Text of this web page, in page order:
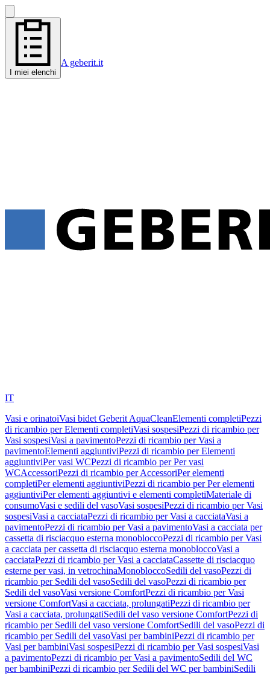
I miei elenchi
A geberit.it
IT
Vasi e orinatoiVasi bidet Geberit AquaCleanElementi completiPezzi
di ricambio per Elementi completiVasi sospesiPezzi di ricambio per
Vasi sospesiVasi a pavimentoPezzi di ricambio per Vasi a
pavimentoElementi aggiuntiviPezzi di ricambio per Elementi
aggiuntiviPer vasi WCPezzi di ricambio per Per vasi
WCAccessoriPezzi di ricambio per AccessoriPer elementi
completiPer elementi aggiuntiviPezzi di ricambio per Per elementi
aggiuntiviPer elementi aggiuntivi e elementi completiMateriale di
consumoVasi e sedili del vasoVasi sospesiPezzi di ricambio per Vasi
sospesiVasi a cacciataPezzi di ricambio per Vasi a cacciataVasi a
pavimentoPezzi di ricambio per Vasi a pavimentoVasi a cacciata per
cassetta di risciacquo esterna monobloccoPezzi di ricambio per Vasi
a cacciata per cassetta di risciacquo esterna monobloccoVasi a
cacciataPezzi di ricambio per Vasi a cacciataCassette di risciacquo
esterne per vasi, in vetrochinaMonobloccoSedili del vasoPezzi di
ricambio per Sedili del vasoSedili del vasoPezzi di ricambio per
Sedili del vasoVasi versione ComfortPezzi di ricambio per Vasi
versione ComfortVasi a cacciata, prolungatiPezzi di ricambio per
Vasi a cacciata, prolungatiSedili del vaso versione ComfortPezzi di
ricambio per Sedili del vaso versione ComfortSedili del vasoPezzi di
ricambio per Sedili del vasoVasi per bambiniPezzi di ricambio per
Vasi per bambiniVasi sospesiPezzi di ricambio per Vasi sospesiVasi
a pavimentoPezzi di ricambio per Vasi a pavimentoSedili del WC
per bambiniPezzi di ricambio per Sedili del WC per bambiniSedili